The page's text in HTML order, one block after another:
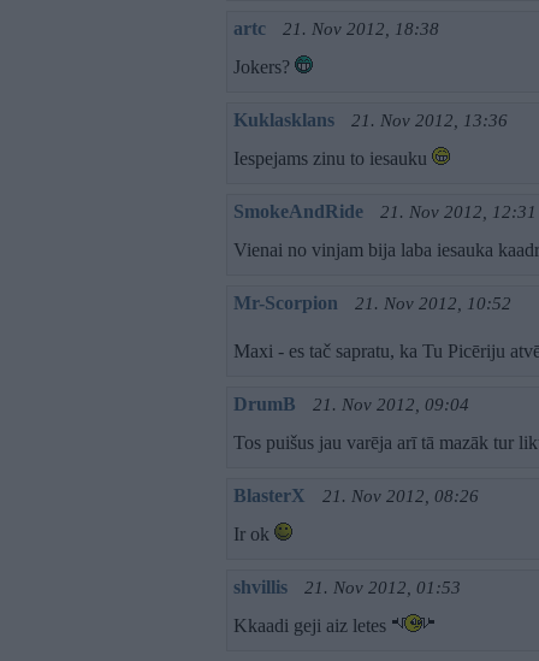
artc 21. Nov 2012, 18:38
Jokers?
Kuklasklans 21. Nov 2012, 13:36
Iespejams zinu to iesauku
SmokeAndRide 21. Nov 2012, 12:31
Vienai no vinjam bija laba iesauka
Mr-Scorpion 21. Nov 2012, 10:52
Maxi - es tač sapratu, ka Tu Picēriju
DrumB 21. Nov 2012, 09:04
Tos puišus jau varēja arī tā mazāk tur
BlasterX 21. Nov 2012, 08:26
Ir ok
shvillis 21. Nov 2012, 01:53
Kkaadi geji aiz letes